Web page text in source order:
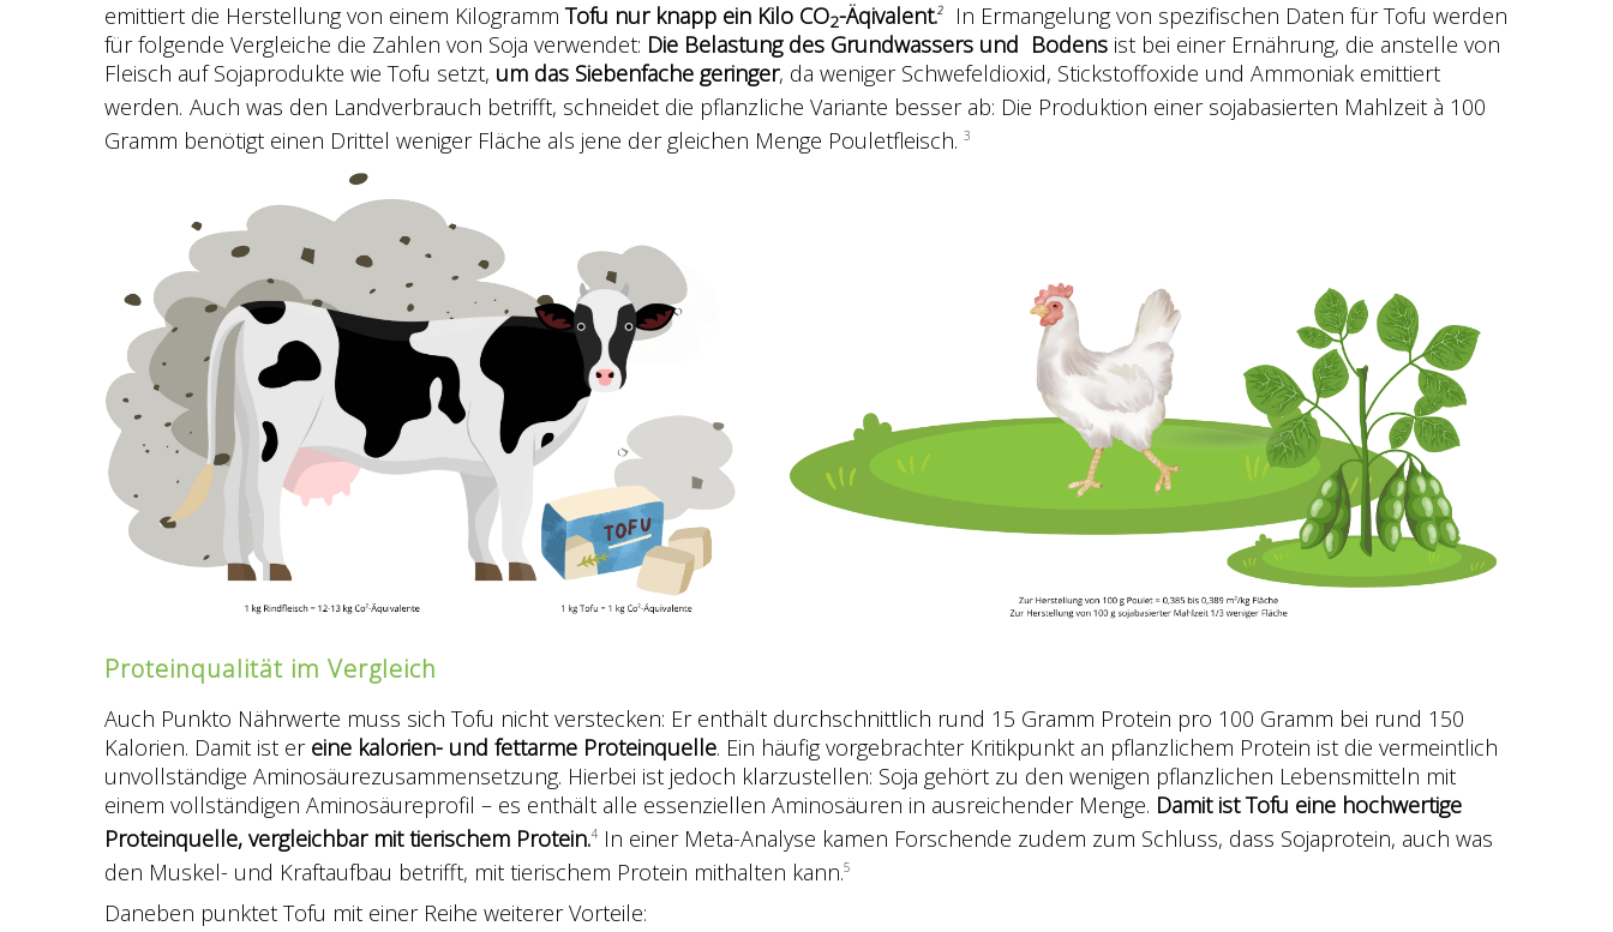
emittiert die Herstellung von einem Kilogramm Tofu nur knapp ein Kilo CO2-Äqivalent.2
In Ermangelung von spezifischen Daten für Tofu werden
für folgende Vergleiche die Zahlen von Soja verwendet: Die Belastung des Grundwassers und Bodens ist bei einer Ernährung, die anstelle von
Fleisch auf Sojaprodukte wie Tofu setzt, um das Siebenfache geringer, da weniger Schwefeldioxid, Stickstoffoxide und Ammoniak emittiert
werden. Auch was den Landverbrauch betrifft, schneidet die pflanzliche Variante besser ab: Die Produktion einer sojabasierten Mahlzeit à 100
Gramm benötigt einen Drittel weniger Fläche als jene der gleichen Menge Pouletfleisch. 3
Proteinqualität im Vergleich
Auch Punkto Nährwerte muss sich Tofu nicht verstecken: Er enthält durchschnittlich rund 15 Gramm Protein pro 100 Gramm bei rund 150
Kalorien. Damit ist er eine kalorien- und fettarme Proteinquelle. Ein häufig vorgebrachter Kritikpunkt an pflanzlichem Protein ist die vermeintlich
unvollständige Aminosäurezusammensetzung. Hierbei ist jedoch klarzustellen: Soja gehört zu den wenigen pflanzlichen Lebensmitteln mit
einem vollständigen Aminosäureprofil – es enthält alle essenziellen Aminosäuren in ausreichender Menge. Damit ist Tofu eine hochwertige
Proteinquelle, vergleichbar mit tierischem Protein.4 In einer Meta-Analyse kamen Forschende zudem zum Schluss, dass Sojaprotein, auch was
den Muskel- und Kraftaufbau betrifft, mit tierischem Protein mithalten kann.5
Daneben punktet Tofu mit einer Reihe weiterer Vorteile: